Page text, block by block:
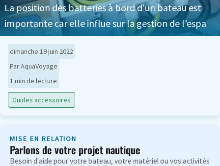
La position des batteries à bord d'un bateau est
importante car elle influe sur la gestion de l'espa
dimanche 19 juin 2022
Par AquaVoyage
1 min de lecture
Guides accessoires
MISE EN RELATION
Parlons de votre projet nautique
Besoin d'aide pour votre bateau, votre matériel ou vos activités